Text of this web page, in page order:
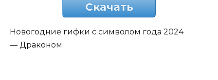
Скачать
Новогодние гифки с символом года 2024
— Драконом.